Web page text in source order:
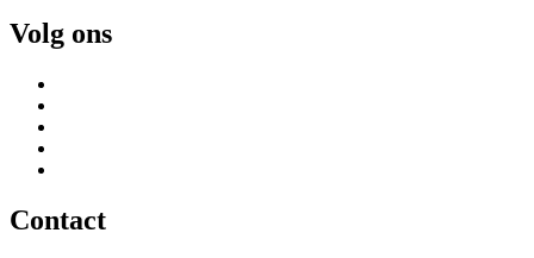
Volg ons
Contact